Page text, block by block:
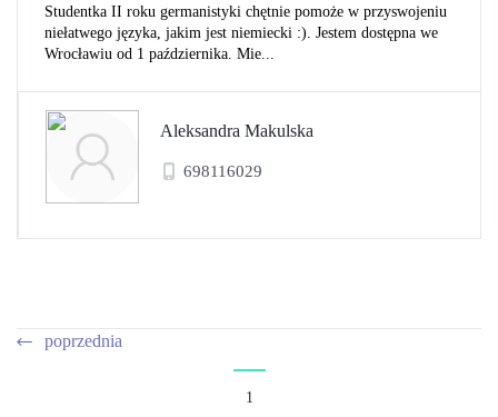
Studentka II roku germanistyki chętnie pomoże w przyswojeniu
niełatwego języka, jakim jest niemiecki :). Jestem dostępna we
Wrocławiu od 1 października. Mie...
Aleksandra Makulska
698116029
poprzednia
1